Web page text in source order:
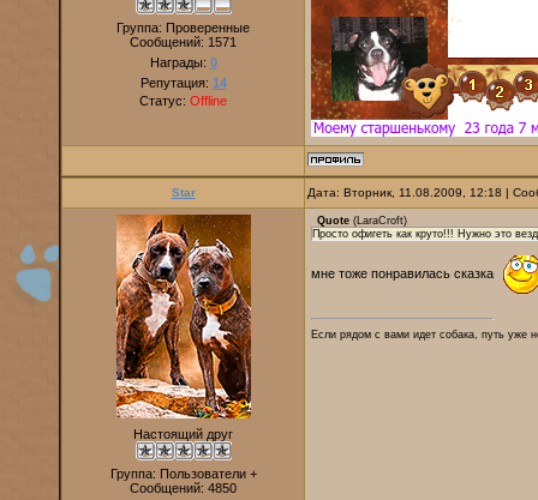
Группа: Проверенные
Сообщений: 1571
Награды: 0
Репутация: 14
Статус: Offline
Star Дата: Вторник, 11.08.2009, 12:18 |
Настоящий друг
Группа: Пользователи +
Сообщений: 4850
Quote (LaraCroft)
Просто офигеть как круто!!! Нужно это
мне тоже понравилась сказка
Если рядом с вами идет собака, путь уже